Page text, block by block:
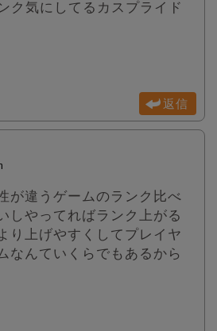
ク気にしてるカスプライド
返信
が違うゲームのランク比べ
しやってればランク上がる
り上げやすくしてプレイヤ
なんていくらでもあるから